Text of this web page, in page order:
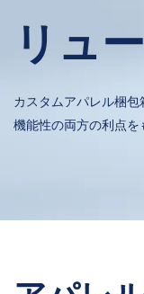
リュ
カスタムアパレル梱
機能性の両方の利点を